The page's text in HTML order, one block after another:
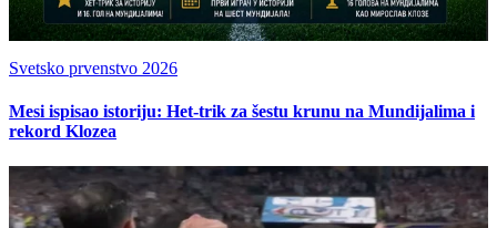
Svetsko prvenstvo 2026
Mesi ispisao istoriju: Het-trik za šestu krunu na Mundijalima i
rekord Klozea